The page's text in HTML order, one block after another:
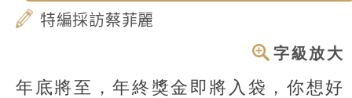
特編採訪蔡菲麗
字級放大
年底將至，年終獎金即將入袋，你想好